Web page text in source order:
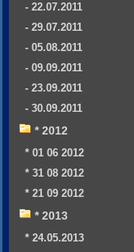
- 22.07.2011
- 29.07.2011
- 05.08.2011
- 09.09.2011
- 23.09.2011
- 30.09.2011
* 2012
* 01 06 2012
* 31 08 2012
* 21 09 2012
* 2013
* 24.05.2013